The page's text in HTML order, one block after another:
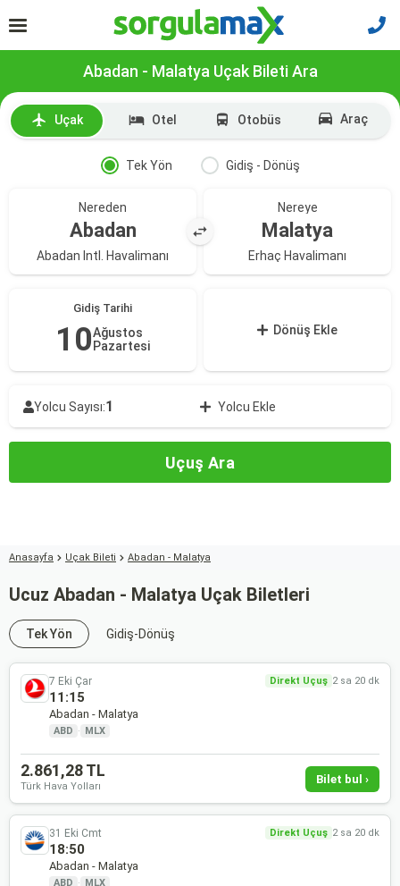
Abadan - Malatya Uçak Bileti Ara
Uçak Otel Otobüs Araç
Tek Yön Gidiş - Dönüş
Nereden
Abadan
Abadan Intl. Havalimanı
Nereye
Malatya
Erhaç Havalimanı
Gidiş Tarihi
10Ağustos
Pazartesi
Dönüş Ekle
Yolcu Sayısı:1 Yolcu Ekle
Uçuş Ara
Anasayfa Uçak Bileti Abadan - Malatya
Ucuz Abadan - Malatya Uçak Biletleri
Tek Yön Gidiş-Dönüş
7 Eki Çar Direkt Uçuş 2 sa 20 dk
11:15
Abadan - Malatya
ABD · MLX
2.861,28 TL
Türk Hava Yolları
Bilet bul ›
31 Eki Cmt Direkt Uçuş 2 sa 20 dk
18:50
Abadan - Malatya
ABD · MLX